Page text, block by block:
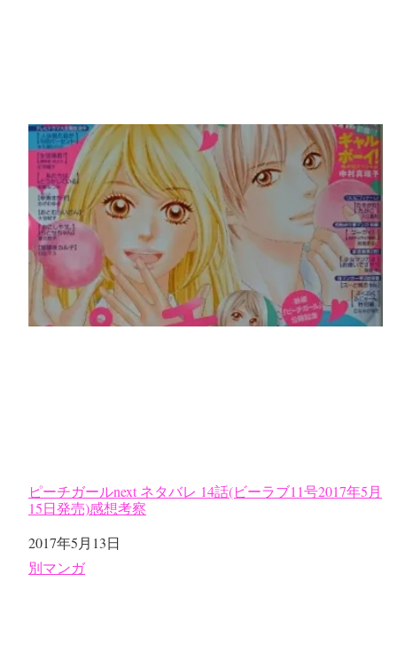
ピーチガールnext ネタバレ 14話(ビーラブ11号2017年5月
15日発売)感想考察
日付
2017年5月13日
関連理由
別マンガ